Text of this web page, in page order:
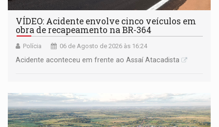
VÍDEO: Acidente envolve cinco veículos em
obra de recapeamento na BR-364
Polícia 06 de Agosto de 2026 às 16:24
Acidente aconteceu em frente ao Assaí Atacadista